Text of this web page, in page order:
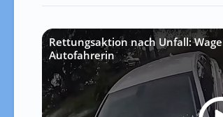
Rettungsaktion nach Unfall:
Autofahrerin